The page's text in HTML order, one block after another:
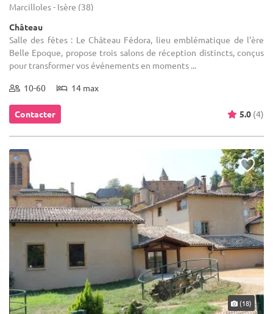
Marcilloles - Isère (38)
Château
Salle des fêtes : Le Château Fédora, lieu emblématique de l'ère
Belle Epoque, propose trois salons de réception distincts, conçus
pour transformer vos événements en moments ...
10-60 14 max
Contacter 5.0 (4)
(18)